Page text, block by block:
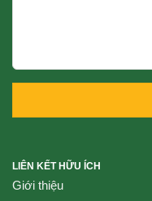
LIÊN KẾT HỮU ÍCH
Giới thiệu